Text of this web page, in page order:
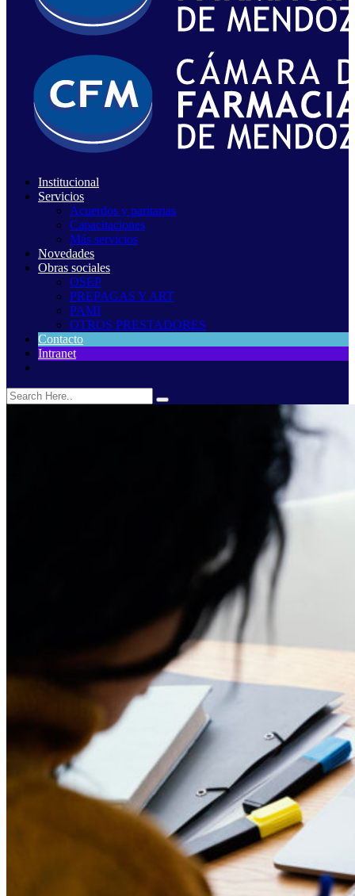
Institucional
Servicios
Acuerdos y paritarias
Capacitaciones
Más servicios
Novedades
Obras sociales
OSEP
PREPAGAS Y ART
PAMI
OTROS PRESTADORES
Contacto
Intranet